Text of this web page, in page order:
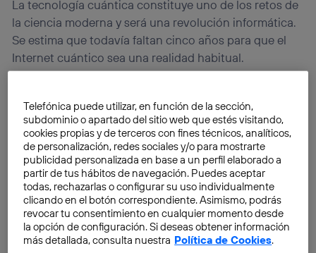
La tecnología cuántica constituye uno de los retos de
la ciencia moderna y será una revolución informática.
Se estima que todavía faltan cinco años para que el
Internet cuántico sea una realidad habitual.
puso manos a la obra liderando estarevolución
informáticaal crearel primer ordenador cuántico.
Se trata decomputadoras mucho más rápidas y
eficacesque pueden solucionar problemas en un
tiempo récord. Sin embargo, el avance no sería tan
espectacular si no lo acompañamos de unaconexión
nunca ante vista. Aquí aparece el Internet cuántico.
Telefónica puede utilizar, en función de la sección,
subdominio o apartado del sitio web que estés visitando,
cookies propias y de terceros con fines técnicos, analíticos,
de personalización, redes sociales y/o para mostrarte
publicidad personalizada en base a un perfil elaborado a
partir de tus hábitos de navegación. Puedes aceptar
todas, rechazarlas o configurar su uso individualmente
clicando en el botón correspondiente. Asimismo, podrás
revocar tu consentimiento en cualquier momento desde
la opción de configuración. Si deseas obtener información
más detallada, consulta nuestra Política de Cookies.